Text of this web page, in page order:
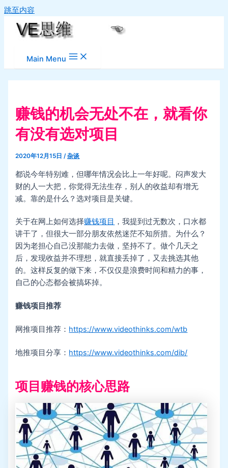
跳至内容
Main Menu
赚钱的机会无处不在，就看你
有没有选对项目
2020年12月15日/杂谈
都说今年特别难，但哪年情况会比上一年好呢。闷声发大
财的人一大把，你觉得无法生存，别人的收益却有增无
减。靠的是什么？选对项目是关键。
关于在网上如何选择赚钱项目 ，我提到过无数次，口水都
讲干了，但很大一部分朋友依然迷茫不知所措。为什么？
因为老担心自己没那能力去做，坚持不了。做个几天之
后，发现收益并不理想，就直接丢掉了，又去挑选其他
的。这样反复的做下来，不仅仅是浪费时间和精力的事，
自己的心态都会被搞坏掉。
赚钱项目推荐
网推项目推荐： https://www.videothinks.com/wtb
地推项目分享： https://www.videothinks.com/dib/
项目赚钱的核心思路